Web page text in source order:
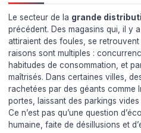
Le secteur de la grande
précédent. Des magasins qui, il y
attiraient des foules, se retrouvent
raisons sont multiples :
habitudes de consommation, et
maîtrisés. Dans certaines villes,
rachetées par des géants comme
portes, laissant des parkings
Ce n’est pas qu’une question
humaine, faite de désillusions et